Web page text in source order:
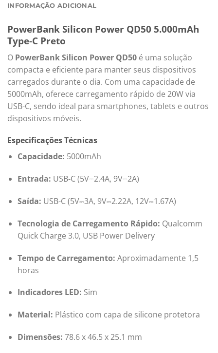
INFORMAÇÃO ADICIONAL
PowerBank Silicon Power QD50 5.000mAh
Type-C Preto
O PowerBank Silicon Power QD50 é uma solução
compacta e eficiente para manter seus dispositivos
carregados durante o dia. Com uma capacidade de
5000mAh, oferece carregamento rápido de 20W via
USB-C, sendo ideal para smartphones, tablets e outros
dispositivos móveis.
Especificações Técnicas
Capacidade: 5000mAh
Entrada: USB-C (5V⎓2.4A, 9V⎓2A)
Saída: USB-C (5V⎓3A, 9V⎓2.22A, 12V⎓1.67A)
Tecnologia de Carregamento Rápido: Qualcomm
Quick Charge 3.0, USB Power Delivery
Tempo de Carregamento: Aproximadamente 1,5
horas
Indicadores LED: Sim
Material: Plástico com capa de silicone protetora
Dimensões: 78.6 x 46.5 x 25.1 mm